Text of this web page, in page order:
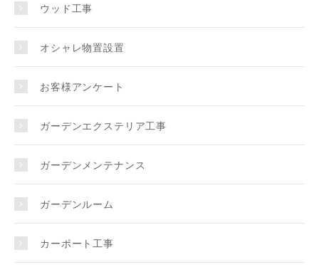
ウッド工事
オシャレ物置設置
お客様アンケート
ガーデンエクステリア工事
ガーデンメンテナンス
ガーデンルーム
カーポート工事